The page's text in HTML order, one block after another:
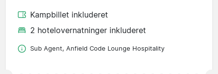
Kampbillet inkluderet
2 hotelovernatninger inkluderet
Sub Agent, Anfield Code Lounge Hospitality